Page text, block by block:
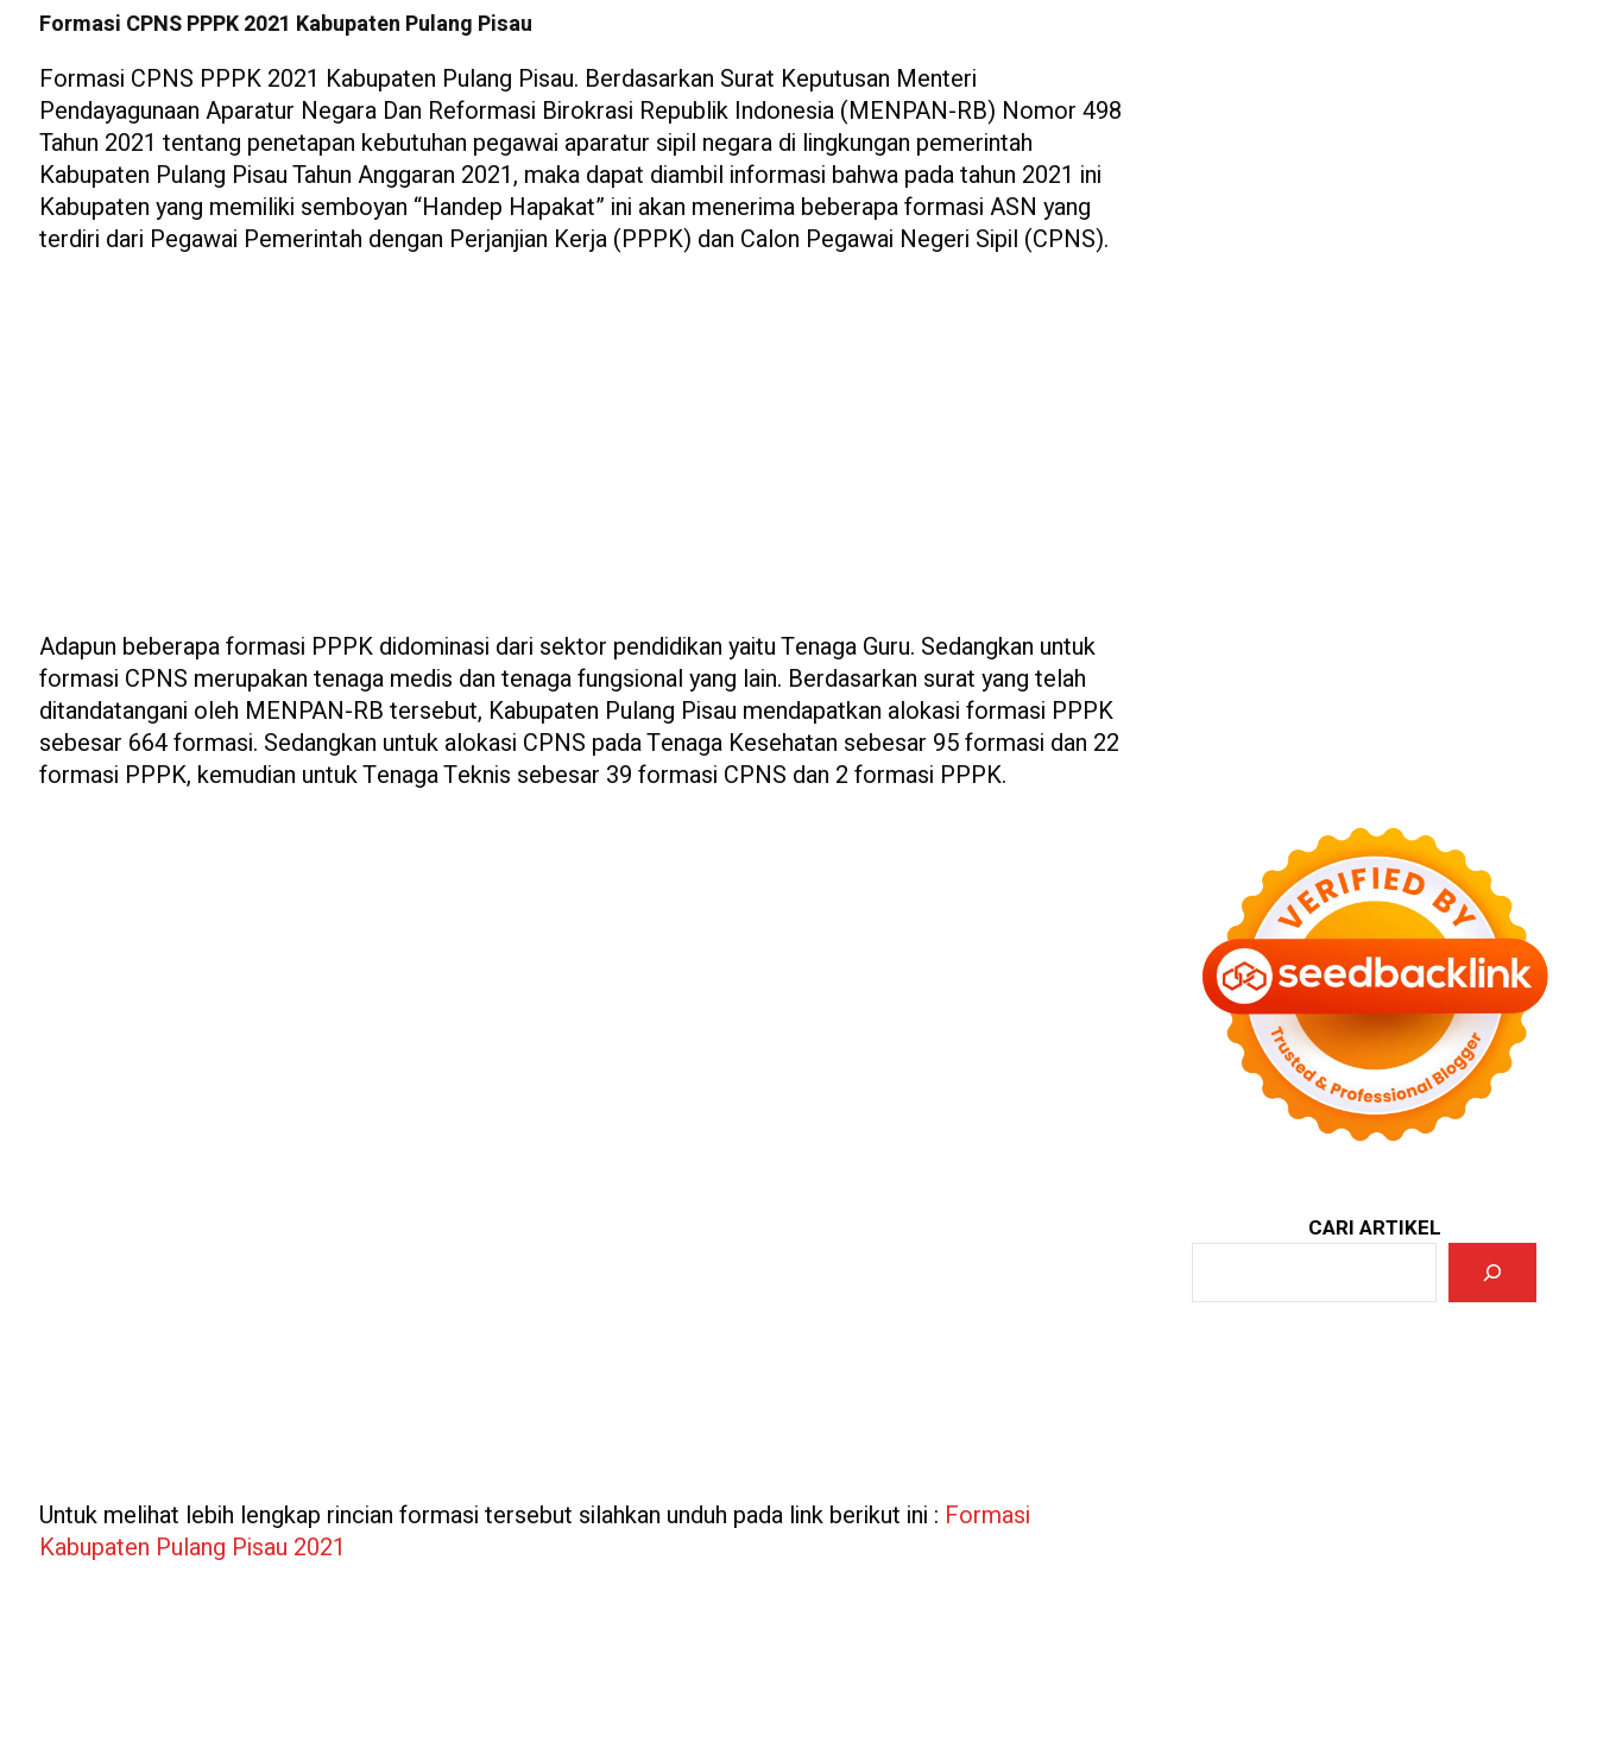
Formasi CPNS PPPK 2021 Kabupaten Pulang Pisau
Formasi CPNS PPPK 2021 Kabupaten Pulang Pisau. Berdasarkan Surat Keputusan Menteri
Pendayagunaan Aparatur Negara Dan Reformasi Birokrasi Republik Indonesia (MENPAN-RB) Nomor 498
Tahun 2021 tentang penetapan kebutuhan pegawai aparatur sipil negara di lingkungan pemerintah
Kabupaten Pulang Pisau Tahun Anggaran 2021, maka dapat diambil informasi bahwa pada tahun 2021 ini
Kabupaten yang memiliki semboyan “Handep Hapakat” ini akan menerima beberapa formasi ASN yang
terdiri dari Pegawai Pemerintah dengan Perjanjian Kerja (PPPK) dan Calon Pegawai Negeri Sipil (CPNS).
Adapun beberapa formasi PPPK didominasi dari sektor pendidikan yaitu Tenaga Guru. Sedangkan untuk
formasi CPNS merupakan tenaga medis dan tenaga fungsional yang lain. Berdasarkan surat yang telah
ditandatangani oleh MENPAN-RB tersebut, Kabupaten Pulang Pisau mendapatkan alokasi formasi PPPK
sebesar 664 formasi. Sedangkan untuk alokasi CPNS pada Tenaga Kesehatan sebesar 95 formasi dan 22
formasi PPPK, kemudian untuk Tenaga Teknis sebesar 39 formasi CPNS dan 2 formasi PPPK.
Untuk melihat lebih lengkap rincian formasi tersebut silahkan unduh pada link berikut ini : Formasi
Kabupaten Pulang Pisau 2021
CARI ARTIKEL